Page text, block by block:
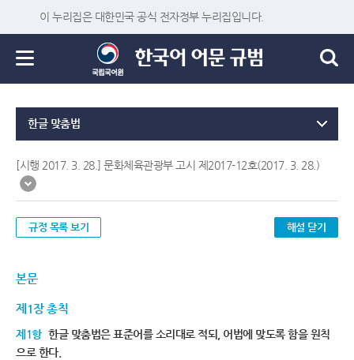
이 누리집은 대한민국 공식 전자정부 누리집입니다.
한글 맞춤법
[시행 2017. 3. 28.] 문화체육관광부 고시 제2017-12호(2017. 3. 28.)
규정 목록 보기 해설 닫기
본문
제1장 총칙
제1항 한글 맞춤법은 표준어를 소리대로 적되, 어법에 맞도록 함을 원칙
으로 한다.